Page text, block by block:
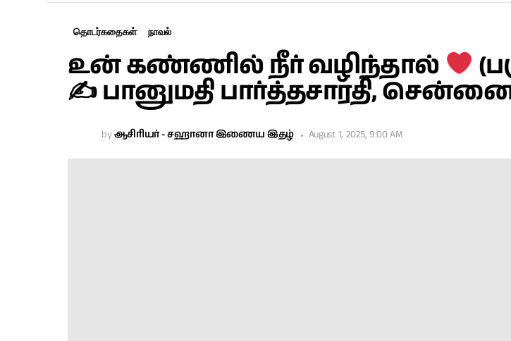
தொடர்கதைகள் நாவல்
உன் கண்ணில் நீர் வழிந்தால்
✍ பானுமதி பார்த்தசாரதி,
byஆசிரியர் - சஹானா இணைய இதழ் August 1, 2025, 9:00 AM